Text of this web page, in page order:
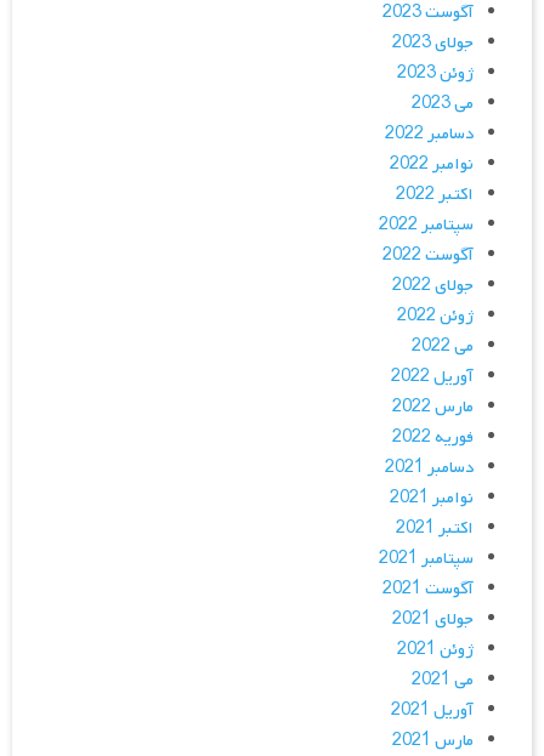
آگوست 2023
جولای 2023
ژوئن 2023
می 2023
دسامبر 2022
نوامبر 2022
اکتبر 2022
سپتامبر 2022
آگوست 2022
جولای 2022
ژوئن 2022
می 2022
آوریل 2022
مارس 2022
فوریه 2022
دسامبر 2021
نوامبر 2021
اکتبر 2021
سپتامبر 2021
آگوست 2021
جولای 2021
ژوئن 2021
می 2021
آوریل 2021
مارس 2021